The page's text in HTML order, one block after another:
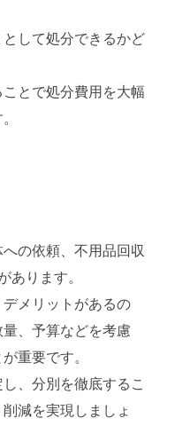
して処分できるかど
とで処分費用を大幅
の依頼、不用品回収
あります。
メリットがあるの
、予算などを考慮
重要です。
、分別を徹底するこ
減を実現しましょ